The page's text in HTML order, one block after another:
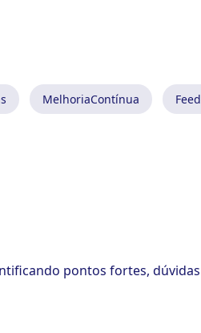
MelhoriaContínua
pontos fortes,